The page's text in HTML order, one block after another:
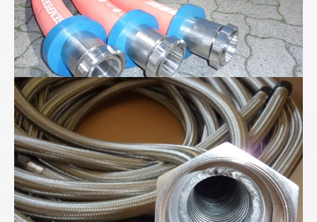
Metall-Ringwellschläuche